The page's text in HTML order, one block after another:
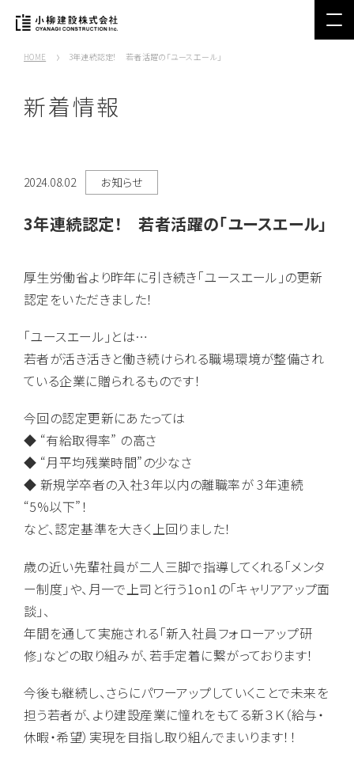
HOME 3年連続認定！ 若者活躍の「ユースエール」
新着情報
2024.08.02 お知らせ
3年連続認定！ 若者活躍の「ユースエール」
厚生労働省より昨年に引き続き「ユースエール」の更新
認定をいただきました！
「ユースエール」とは…
若者が活き活きと働き続けられる職場環境が整備され
ている企業に贈られるものです！
今回の認定更新にあたっては
◆ “有給取得率” の高さ
◆ “月平均残業時間”の少なさ
◆ 新規学卒者の入社3年以内の離職率が 3年連続
“5%以下”！
など、認定基準を大きく上回りました！
歳の近い先輩社員が二人三脚で指導してくれる「メンタ
ー制度」や、月一で上司と行う1on1の「キャリアアップ面
談」、
年間を通して実施される「新入社員フォローアップ研
修」などの取り組みが、若手定着に繋がっております！
今後も継続し、さらにパワーアップしていくことで未来を
担う若者が、より建設産業に憧れをもてる新３Ｋ（給与・
休暇・希望）実現を目指し取り組んでまいります！！